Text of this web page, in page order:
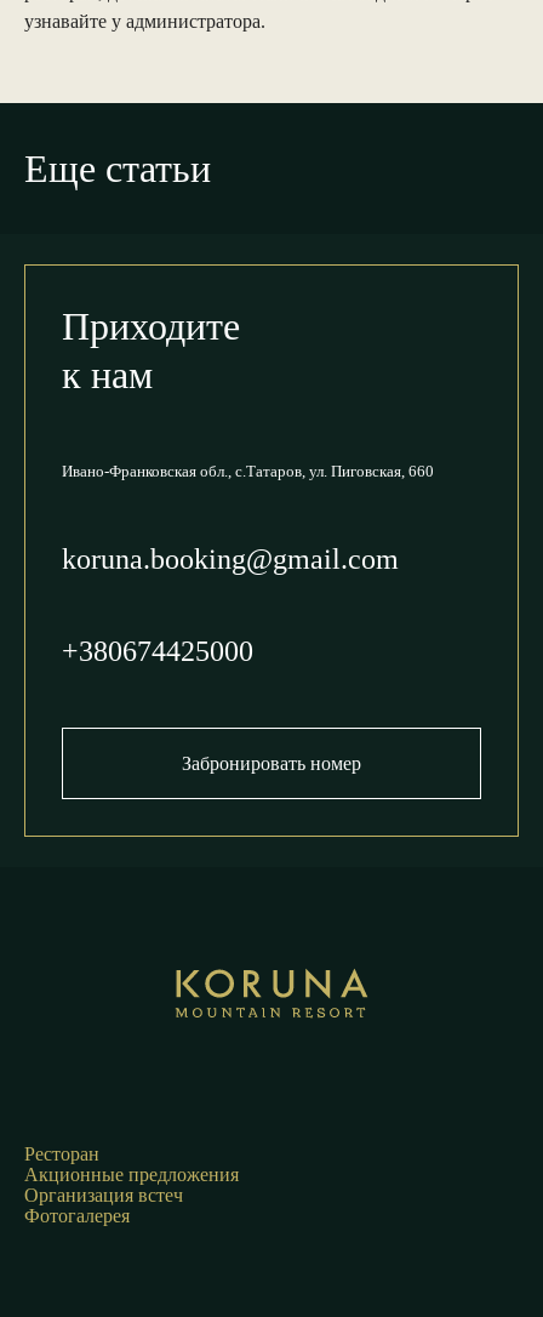
узнавайте у администратора.
Еще статьи
Приходите
к нам
Ивано-Франковская обл., с.Татаров, ул. Пиговская, 660
koruna.booking@gmail.com
+380674425000
Забронировать номер
Ресторан
Акционные предложения
Организация встеч
Фотогалерея